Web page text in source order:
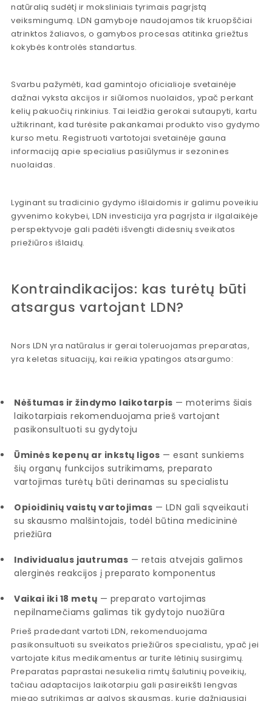
natūralią sudėtį ir moksliniais tyrimais pagrįstą
veiksmingumą. LDN gamyboje naudojamos tik kruopščiai
atrinktos žaliavos, o gamybos procesas atitinka griežtus
kokybės kontrolės standartus.
Svarbu pažymėti, kad gamintojo oficialioje svetainėje
dažnai vyksta akcijos ir siūlomos nuolaidos, ypač perkant
kelių pakuočių rinkinius. Tai leidžia gerokai sutaupyti, kartu
užtikrinant, kad turėsite pakankamai produkto viso gydymo
kurso metu. Registruoti vartotojai svetainėje gauna
informaciją apie specialius pasiūlymus ir sezonines
nuolaidas.
Lyginant su tradicinio gydymo išlaidomis ir galimu poveikiu
gyvenimo kokybei, LDN investicija yra pagrįsta ir ilgalaikėje
perspektyvoje gali padėti išvengti didesnių sveikatos
priežiūros išlaidų.
Kontraindikacijos: kas turėtų būti
atsargus vartojant LDN?
Nors LDN yra natūralus ir gerai toleruojamas preparatas,
yra keletas situacijų, kai reikia ypatingos atsargumo:
Nėštumas ir žindymo laikotarpis — moterims šiais
laikotarpiais rekomenduojama prieš vartojant
pasikonsultuoti su gydytoju
Ūminės kepenų ar inkstų ligos — esant sunkiems
šių organų funkcijos sutrikimams, preparato
vartojimas turėtų būti derinamas su specialistu
Opioidinių vaistų vartojimas — LDN gali sąveikauti
su skausmo malšintojais, todėl būtina medicininė
priežiūra
Individualus jautrumas — retais atvejais galimos
alerginės reakcijos į preparato komponentus
Vaikai iki 18 metų — preparato vartojimas
nepilnamečiams galimas tik gydytojo nuožiūra
Prieš pradedant vartoti LDN, rekomenduojama
pasikonsultuoti su sveikatos priežiūros specialistu, ypač jei
vartojate kitus medikamentus ar turite lėtinių susirgimų.
Preparatas paprastai nesukelia rimtų šalutinių poveikių,
tačiau adaptacijos laikotarpiu gali pasireikšti lengvas
miego sutrikimas ar galvos skausmas, kurie dažniausiai